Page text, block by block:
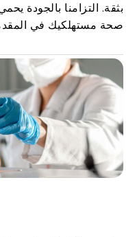
بثقة. التزامنا بالجودة
صحة مستهلكيك في